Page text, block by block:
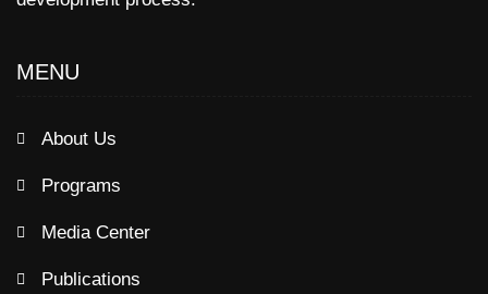
MENU
About Us
Programs
Media Center
Publications